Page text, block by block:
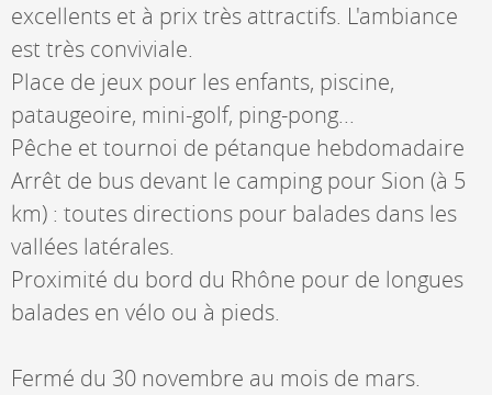
excellents et à prix très attractifs. L'ambiance
est très conviviale.
Place de jeux pour les enfants, piscine,
pataugeoire, mini-golf, ping-pong...
Pêche et tournoi de pétanque hebdomadaire
Arrêt de bus devant le camping pour Sion (à 5
km) : toutes directions pour balades dans les
vallées latérales.
Proximité du bord du Rhône pour de longues
balades en vélo ou à pieds.
Fermé du 30 novembre au mois de mars.